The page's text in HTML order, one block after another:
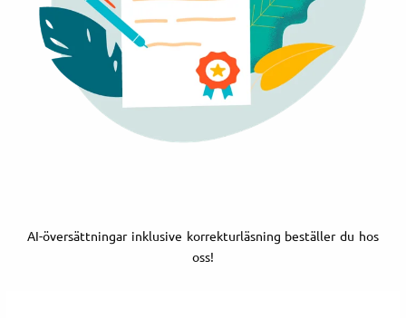
AI-översättningar inklusive korrekturläsning beställer du hos
oss!